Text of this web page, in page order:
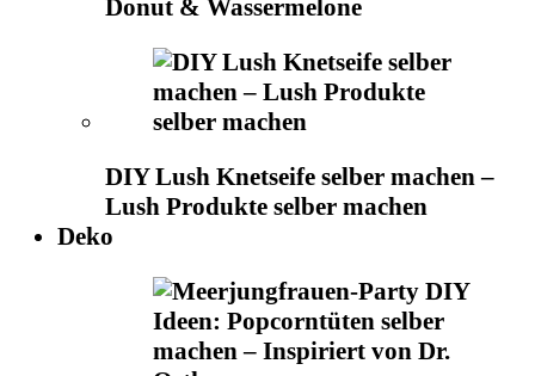
Donut & Wassermelone
DIY Lush Knetseife selber machen –
Lush Produkte selber machen
Deko